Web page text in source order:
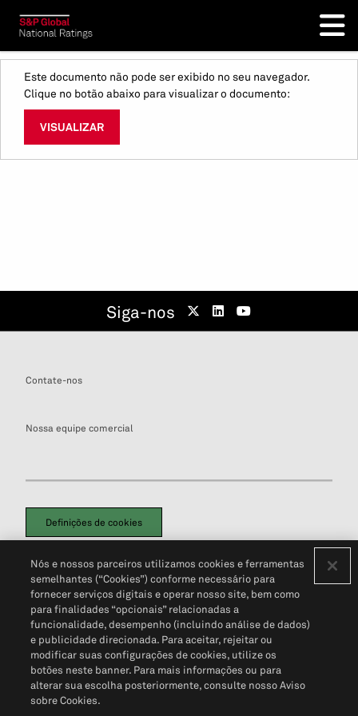
Este documento não pode ser exibido no seu navegador.
Clique no botão abaixo para visualizar o documento:
VISUALIZAR
Siga-nos
Contate-nos
Nossa equipe comercial
Definições de cookies
Política de PrivacidadePortal de privacidade do cliente (em inglês)
Não Venda Minhas Informações Pessoais© 2026 S&P Global
Nós e nossos parceiros utilizamos cookies e ferramentas
semelhantes (“Cookies”) conforme necessário para
fornecer serviços digitais e operar nosso site, bem como
para finalidades “opcionais” relacionadas a
funcionalidade, desempenho (incluindo análise de dados)
e publicidade direcionada. Para aceitar, rejeitar ou
modificar suas configurações de cookies, utilize os
botões neste banner. Para mais informações ou para
alterar sua escolha posteriormente, consulte nosso Aviso
sobre Cookies.